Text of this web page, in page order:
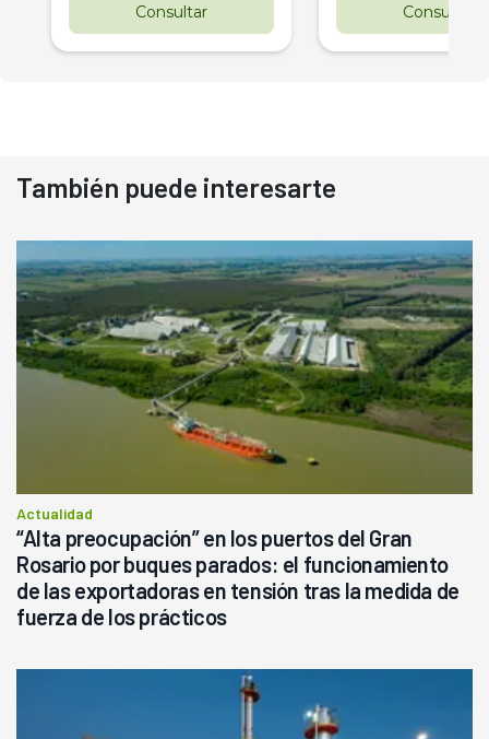
Consultar Consultar
También puede interesarte
Actualidad
“Alta preocupación” en los puertos del Gran
Rosario por buques parados: el funcionamiento
de las exportadoras en tensión tras la medida de
fuerza de los prácticos